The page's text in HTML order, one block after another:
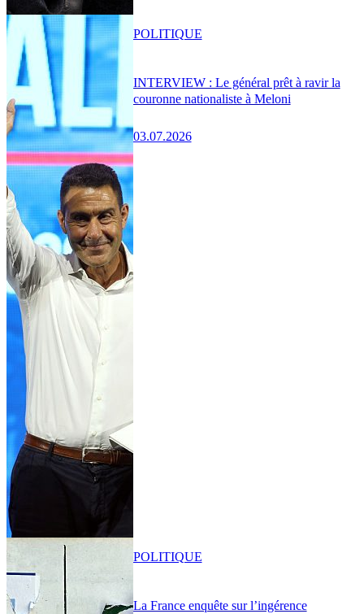
INTERVIEW : Le général prêt à ravir la
couronne nationaliste à Meloni
03.07.2026
POLITIQUE
La France enquête sur l’ingérence
POLITIQUE